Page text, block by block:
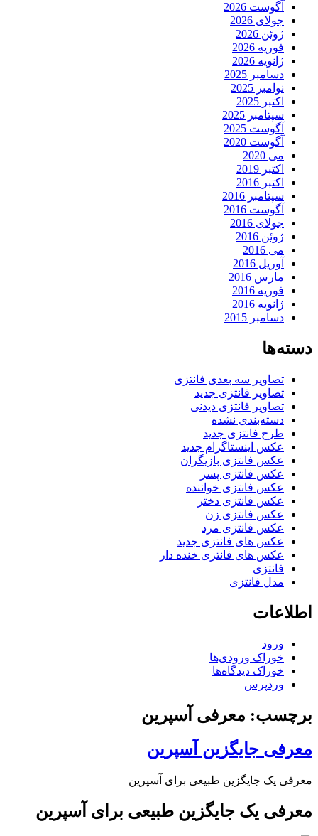
آگوست 2026
جولای 2026
ژوئن 2026
فوریه 2026
ژانویه 2026
دسامبر 2025
نوامبر 2025
اکتبر 2025
سپتامبر 2025
آگوست 2025
آگوست 2020
می 2020
اکتبر 2019
اکتبر 2016
سپتامبر 2016
آگوست 2016
جولای 2016
ژوئن 2016
می 2016
آوریل 2016
مارس 2016
فوریه 2016
ژانویه 2016
دسامبر 2015
دسته‌ها
تصاویر سه بعدی فانتزی
تصاویر فانتزی جدید
تصاویر فانتزی دیدنی
دسته‌بندی نشده
طرح فانتزی جدید
عکس اینستاگرام جدید
عکس فانتزی بازیگران
عکس فانتزی پسر
عکس فانتزی خواننده
عکس فانتزی دختر
عکس فانتزی زن
عکس فانتزی مرد
عکس های فانتزی جدید
عکس های فانتزی خنده دار
فانتزی
مدل فانتزی
اطلاعات
ورود
خوراک ورودی‌ها
خوراک دیدگاه‌ها
وردپرس
برچسب: معرفی آسپرین
معرفی جایگزین آسپرین
معرفی یک جایگزین طبیعی برای آسپرین
معرفی یک جایگزین طبیعی برای آسپرین